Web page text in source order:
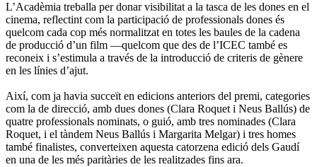
L’Acadèmia treballa per donar visibilitat a la tasca de les dones en el
cinema, reflectint com la participació de professionals dones és
quelcom cada cop més normalitzat en totes les baules de la cadena
de producció d’un film —quelcom que des de l’ICEC també es
reconeix i s’estimula a través de la introducció de criteris de gènere
en les línies d’ajut.
Així, com ja havia succeït en edicions anteriors del premi, categories
com la de direcció, amb dues dones (Clara Roquet i Neus Ballús) de
quatre professionals nominats, o guió, amb tres nominades (Clara
Roquet, i el tàndem Neus Ballús i Margarita Melgar) i tres homes
també finalistes, converteixen aquesta catorzena edició dels Gaudí
en una de les més paritàries de les realitzades fins ara.